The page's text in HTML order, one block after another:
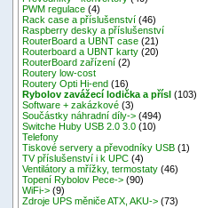
PWM regulace (4)
Rack case a příslušenství (46)
Raspberry desky a příslušenství
RouterBoard a UBNT case (21)
Routerboard a UBNT karty (20)
RouterBoard zařízení (2)
Routery low-cost
Routery Opti Hi-end (16)
Rybolov zavážecí lodička a přísl (103)
Software + zakázkové (3)
Součástky náhradní díly-> (494)
Switche Huby USB 2.0 3.0 (10)
Telefony
Tiskové servery a převodníky USB (1)
TV příslušenství i k UPC (4)
Ventilátory a mřížky, termostaty (46)
Topení Rybolov Pece-> (90)
WiFi-> (9)
Zdroje UPS měniče ATX, AKU-> (73)